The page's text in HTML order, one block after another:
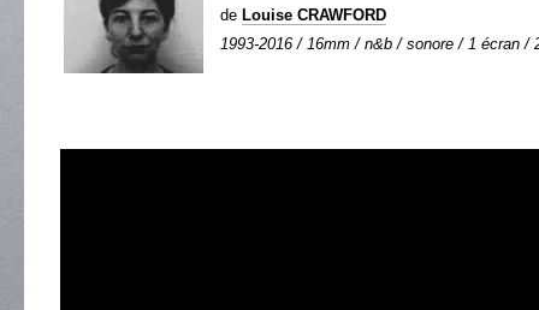
de Louise CRAWFORD
1993-2016 / 16mm / n&b / sonore / 1 écran /